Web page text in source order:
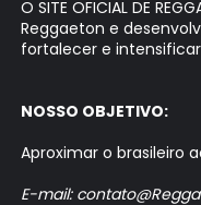
O SITE OFICIAL DE
Reggaeton e
fortalecer e
NOSSO OBJETIVO:
Aproximar o brasileiro
E-mail: